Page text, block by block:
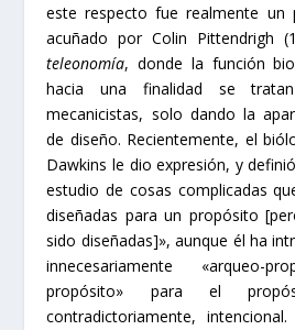
este respecto fue realmente un
acuñado por Colin Pittendrigh
teleonomía, donde la función
hacia una finalidad se
mecanicistas, solo dando la
de diseño. Recientemente, el
Dawkins le dio expresión, y
estudio de cosas complicadas
diseñadas para un propósito
sido diseñadas]», aunque él ha
innecesariamente «arqueo-
propósito» para el
contradictoriamente,